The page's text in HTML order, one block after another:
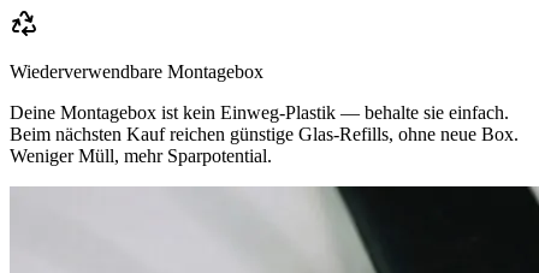
Wiederverwendbare Montagebox
Deine Montagebox ist kein Einweg-Plastik — behalte sie einfach.
Beim nächsten Kauf reichen günstige Glas-Refills, ohne neue Box.
Weniger Müll, mehr Sparpotential.